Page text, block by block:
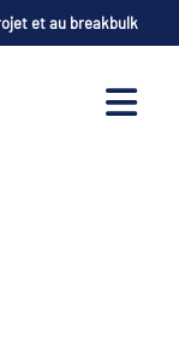
et au breakbulk